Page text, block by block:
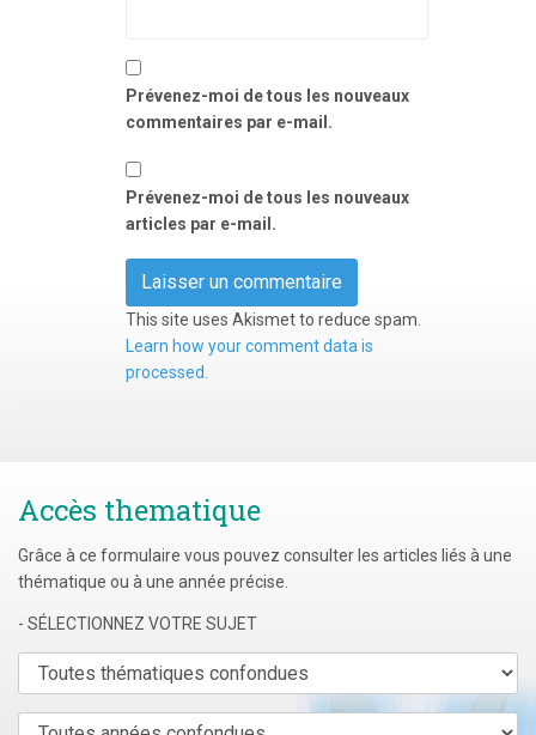
Prévenez-moi de tous les nouveaux
commentaires par e-mail.
Prévenez-moi de tous les nouveaux
articles par e-mail.
This site uses Akismet to reduce spam.
Learn how your comment data is
processed.
Accès thematique
Grâce à ce formulaire vous pouvez consulter les articles liés à une
thématique ou à une année précise.
- SÉLECTIONNEZ VOTRE SUJET